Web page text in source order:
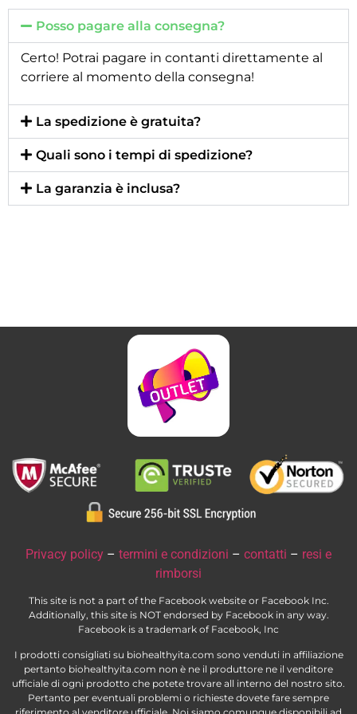
Posso pagare alla consegna?
Certo! Potrai pagare in contanti direttamente al
corriere al momento della consegna!
La spedizione è gratuita?
Quali sono i tempi di spedizione?
La garanzia è inclusa?
Privacy policy – termini e condizioni – contatti – resi e
rimborsi
This site is not a part of the Facebook website or Facebook Inc.
Additionally, this site is NOT endorsed by Facebook in any way.
Facebook is a trademark of Facebook, Inc
I prodotti consigliati su biohealthyita.com sono venduti in affiliazione
pertanto biohealthyita.com non è ne il produttore ne il venditore
ufficiale di ogni prodotto che potete trovare all interno del nostro sito.
Pertanto per eventuali problemi o richieste dovete fare sempre